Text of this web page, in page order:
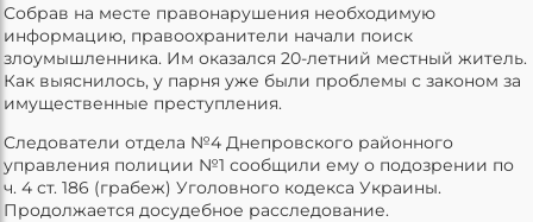
Собрав на месте правонарушения необходимую
информацию, правоохранители начали поиск
злоумышленника. Им оказался 20-летний местный житель.
Как выяснилось, у парня уже были проблемы с законом за
имущественные преступления.
Следователи отдела №4 Днепровского районного
управления полиции №1 сообщили ему о подозрении по
ч. 4 ст. 186 (грабеж) Уголовного кодекса Украины.
Продолжается досудебное расследование.